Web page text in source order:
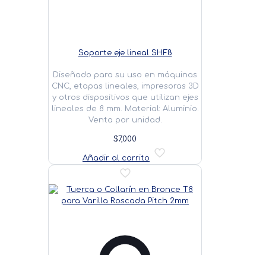
Soporte eje lineal SHF8
Diseñado para su uso en máquinas
CNC, etapas lineales, impresoras 3D
y otros dispositivos que utilizan ejes
lineales de 8 mm. Material: Aluminio.
Venta por unidad.
$7,000
Añadir al carrito